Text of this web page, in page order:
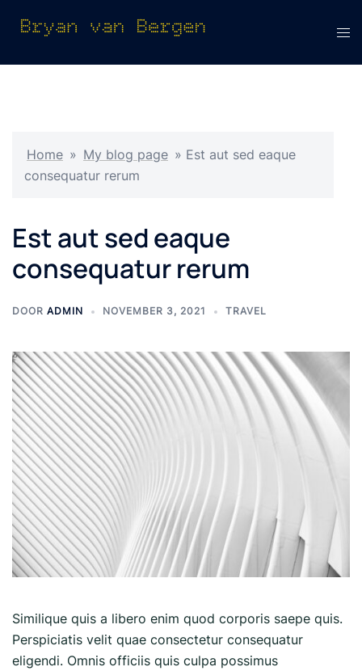
naar
Home » My blog page » Est aut sed eaque
consequatur rerum
Est aut sed eaque
consequatur rerum
DOOR ADMIN NOVEMBER 3, 2021 TRAVEL
Similique quis a libero enim quod corporis saepe quis.
Perspiciatis velit quae consectetur consequatur
eligendi. Omnis officiis quis culpa possimus